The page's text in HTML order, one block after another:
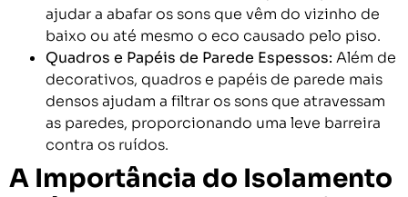
ajudar a abafar os sons que vêm do vizinho de
baixo ou até mesmo o eco causado pelo piso.
Quadros e Papéis de Parede Espessos: Além de
decorativos, quadros e papéis de parede mais
densos ajudam a filtrar os sons que atravessam
as paredes, proporcionando uma leve barreira
contra os ruídos.
A Importância do Isolamento